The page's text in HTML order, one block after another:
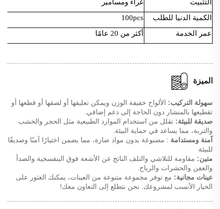
التثبيت
غراء ومسامير
الكمية الدنيا للطلب
100pcs
عمر الخدمة
أكثر من 20 عامًا
الميزة
سهولة التركيب: الألواح خفيفة الوزن ويمكن تعليقها أو لصقها أو قطعها أو
تقطيعها بالمنشار دون الحاجة إلى دعم إضافي.
صديقة للبيئة: تقلل من استخدام الموارد الطبيعية مثل الحجر والخشب
والتربة، مما يساعد في حماية البيئة.
آمنة ومستدامة : مصنوعة بدون مواد ضارة، مما يضمن اختيارًا آمنًا وصديقًا
للبيئة
متين: مقاومة للتلاشي والتلف الناتج عن الأشعة فوق البنفسجية والصدأ
والعفن والحشرات والرياح.
عينات مجانية: مع توفر مجموعة متنوعة من العينات، يمكنك العثور على
الخيار الأنسب لمشروعك. نحن نتطلع إلى التعاون معك!